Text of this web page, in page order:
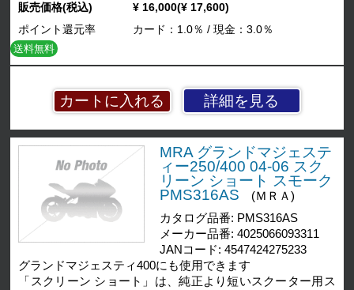
詳細を見る
販売価格(税込)
¥ 16,000(¥ 17,600)
ポイント還元率
カード：1.0％ / 現金：3.0％
送料無料
MRA グランドマジェステ
ィー250/400 04-06 スク
リーン ショート スモーク
PMS316AS
(ＭＲＡ)
カタログ品番: PMS316AS
メーカー品番: 4025066093311
JANコード: 4547424275233
グランドマジェスティ400にも使用できます
「スクリーン ショート」は、純正より短いスクーター用ス